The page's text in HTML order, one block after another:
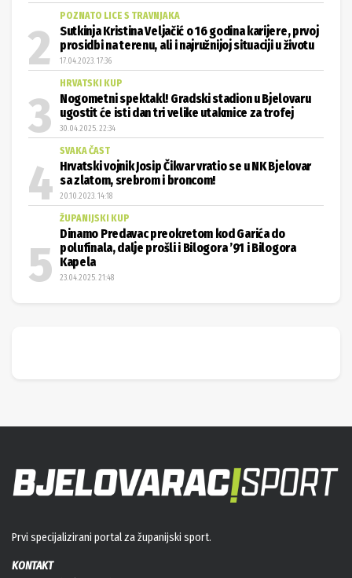
POZNATO LICE S TRAVNJAKA
Sutkinja Kristina Veljačić o 16 godina karijere, prvoj
prosidbi na terenu, ali i najružnijoj situaciji u životu
17.04.2023. 17:36
HRVATSKI KUP
Nogometni spektakl! Gradski stadion u Bjelovaru
ugostit će isti dan tri velike utakmice za trofej
30.04.2025. 22:34
SVAKA ČAST
Hrvatski vojnik Josip Čikvar vratio se u NK Bjelovar
sa zlatom, srebrom i broncom!
20.10.2023. 14:18
ŽUPANIJSKI KUP
Dinamo Predavac preokretom kod Garića do
polufinala, dalje prošli i Bilogora ’91 i Bilogora
Kapela
23.04.2025. 21:48
Prvi specijalizirani portal za županijski sport.
KONTAKT